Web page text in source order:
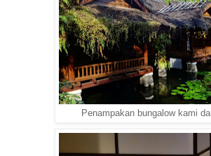
Penampakan bungalow kami